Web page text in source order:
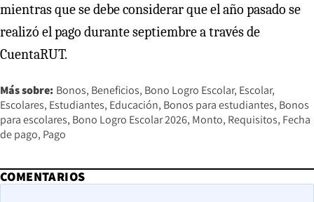
mientras que se debe considerar que el año pasado se
realizó el pago durante septiembre a través de
CuentaRUT.
Más sobre: Bonos Beneficios Bono Logro Escolar Escolar
Escolares Estudiantes Educación Bonos para estudiantes Bonos
para escolares Bono Logro Escolar 2026 Monto Requisitos Fecha
de pago Pago
COMENTARIOS